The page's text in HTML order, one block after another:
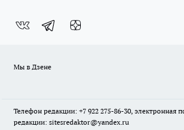
Мы в Дзене
Телефон редакции: +7 922 275-86-30, электронная
редакции: sitesredaktor@yandex.ru